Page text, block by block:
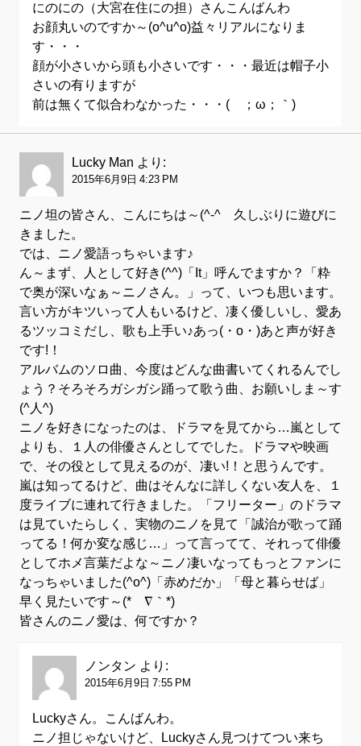
にのにの（大宮在住にの担）さんこんばんわ
お顔丸いのですか～(o^u^o)益々リアルになりま
す・・・
顔が小さいから頭も小さいです・・・最近は帽子小
さいの有りますが
前は無くて似合わなかった・・・(´；ω；｀)
Lucky Man より:
2015年6月9日 4:23 PM
ニノ坦の皆さん、こんにちは～(^-^ゞ久しぶりに遊びに
きました。
では、ニノ愛語っちゃいます♪
ん～まず、人として好き(^^)「It」呼んでますか？「粋
で奥が深いなぁ～ニノさん。」って、いつも思います。
言い方がキツいって人もいるけど、凄く優しいし、愛あ
るツッコミだし、歌も上手い♪あっ(・o・)あと声が好き
です!！
アルバムのソロ曲、今度はどんな曲書いてくれるんでし
ょう？そろそろガシガシ踊って歌う曲、お願いしま～す
(^人^)
ニノを好きになったのは、ドラマを見てから…嵐として
よりも、１人の俳優さんとしてでした。ドラマや映画
で、その役として見えるのが、凄い!！と思うんです。
嵐は知ってるけど、曲はそんなに詳しくない友人を、１
度ライブに連れて行きました。「フリーター」のドラマ
は見ていたらしく、実物のニノを見て「誠治が歌って踊
ってる！何か変な感じ…」って言ってて、それって俳優
としてホメ言葉だよな～ニノ凄いなってもっとファンに
なっちゃいました(^o^)「赤めだか」「母と暮らせば」
早く見たいです～(*´∇｀*)
皆さんのニノ愛は、何ですか？
ノンタン より:
2015年6月9日 7:55 PM
Luckyさん。こんばんわ。
ニノ担じゃないけど、Luckyさん見つけてつい来ち